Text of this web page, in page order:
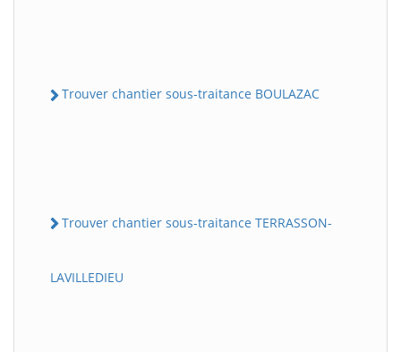
Trouver chantier sous-traitance BOULAZAC
Trouver chantier sous-traitance TERRASSON-
LAVILLEDIEU